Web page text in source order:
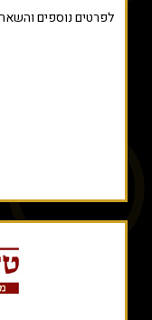
לפרטים נוספים